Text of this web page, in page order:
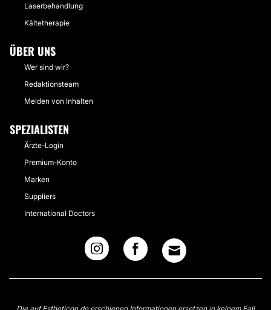
Laserbehandlung
Kältetherapie
ÜBER UNS
Wer sind wir?
Redaktionsteam
Melden von Inhalten
SPEZIALISTEN
Ärzte-Login
Premium-Konto
Marken
Suppliers
International Doctors